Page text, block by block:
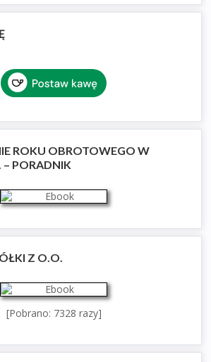
ROKU OBROTOWEGO W
– PORADNIK
Z O.O.
[Pobrano: 7328 razy]